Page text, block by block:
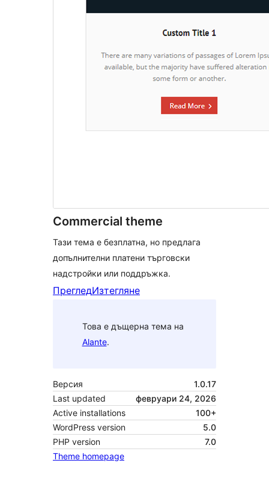
Commercial theme
Тази тема е безплатна, но предлага
допълнителни платени търговски
надстройки или поддръжка.
ПрегледИзтегляне
Това е дъщерна тема на
Alante.
Версия
1.0.17
Last updated
февруари 24, 2026
Active installations
100+
WordPress version
5.0
PHP version
7.0
Theme homepage